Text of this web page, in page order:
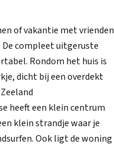
of vakantie met vrienden
De compleet uitgeruste
Rondom het huis is
dicht bij een overdekt
heeft een klein centrum
klein strandje waar je
Ook ligt de woning